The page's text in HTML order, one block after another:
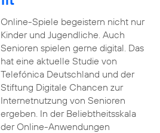
Online-Spiele begeistern nicht nur
Kinder und Jugendliche. Auch
Senioren spielen gerne digital. Das
hat eine aktuelle Studie von
Telefónica Deutschland und der
Stiftung Digitale Chancen zur
Internetnutzung von Senioren
ergeben. In der Beliebtheitsskala
der Online-Anwendungen